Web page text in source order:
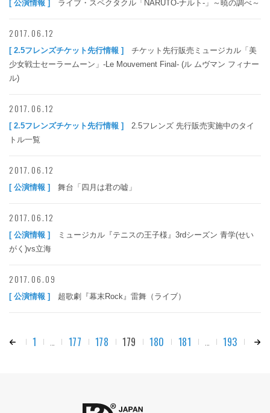
[ 公演情報 ] ライブ・スペクタクル「NARUTO-ナルト-」～暁の調べ～
2017.06.12
[ 2.5フレンズチケット先行情報 ]
チケット先行販売ミュージカル「美
少女戦士セーラームーン」-Le Mouvement Final- (ル ムヴマン フィナー
ル)
2017.06.12
[ 2.5フレンズチケット先行情報 ]
2.5フレンズ 先行販売実施中のタイ
トル一覧
2017.06.12
[ 公演情報 ] 舞台「四月は君の嘘」
2017.06.12
[ 公演情報 ]
ミュージカル『テニスの王子様』3rdシーズン 青学(せい
がく)vs立海
2017.06.09
[ 公演情報 ] 超歌劇『幕末Rock』雷舞（ライブ）
1 ... 177 178 179 180 181 ... 193